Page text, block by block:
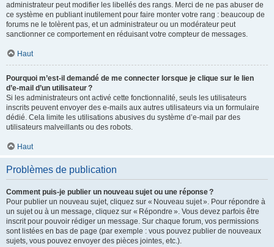
administrateur peut modifier les libellés des rangs. Merci de ne pas abuser de
ce système en publiant inutilement pour faire monter votre rang : beaucoup de
forums ne le tolèrent pas, et un administrateur ou un modérateur peut
sanctionner ce comportement en réduisant votre compteur de messages.
Haut
Pourquoi m’est-il demandé de me connecter lorsque je clique sur le lien
d’e-mail d’un utilisateur ?
Si les administrateurs ont activé cette fonctionnalité, seuls les utilisateurs
inscrits peuvent envoyer des e-mails aux autres utilisateurs via un formulaire
dédié. Cela limite les utilisations abusives du système d’e-mail par des
utilisateurs malveillants ou des robots.
Haut
Problèmes de publication
Comment puis-je publier un nouveau sujet ou une réponse ?
Pour publier un nouveau sujet, cliquez sur « Nouveau sujet ». Pour répondre à
un sujet ou à un message, cliquez sur « Répondre ». Vous devez parfois être
inscrit pour pouvoir rédiger un message. Sur chaque forum, vos permissions
sont listées en bas de page (par exemple : vous pouvez publier de nouveaux
sujets, vous pouvez envoyer des pièces jointes, etc.).